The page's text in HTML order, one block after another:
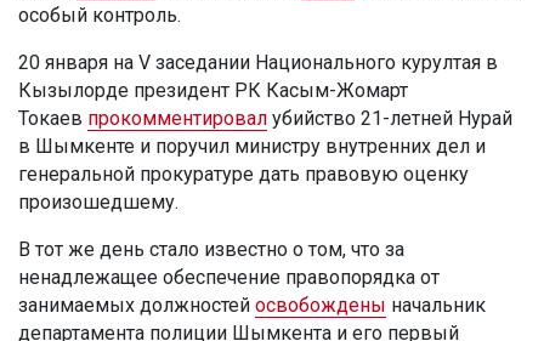
особый контроль.
20 января на V заседании Национального курултая в
Кызылорде президент РК Касым-Жомарт
Токаев прокомментировал убийство 21-летней Нурай
в Шымкенте и поручил министру внутренних дел и
генеральной прокуратуре дать правовую оценку
произошедшему.
В тот же день стало известно о том, что за
ненадлежащее обеспечение правопорядка от
занимаемых должностей освобождены начальник
департамента полиции Шымкента и его первый